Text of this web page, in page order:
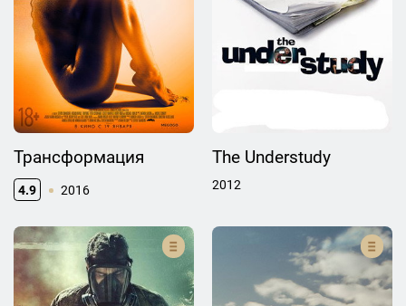
Трансформация
4.9 2016
The Understudy
2012